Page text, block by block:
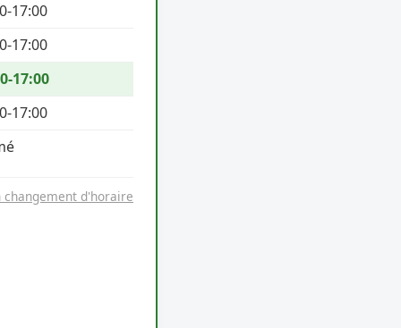
17:00
17:00
17:00
17:00
d'horaire